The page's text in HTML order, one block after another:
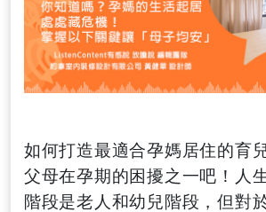
如何打造最適合孕媽居住的育
父母在孕期的困擾之一吧！人
階段是老人和幼兒階段，但對